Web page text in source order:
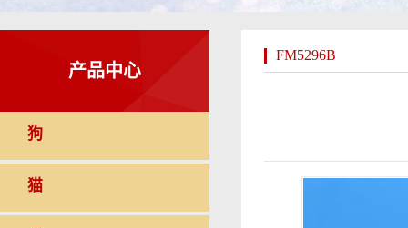
产品中心
狗
猫
FM5296B